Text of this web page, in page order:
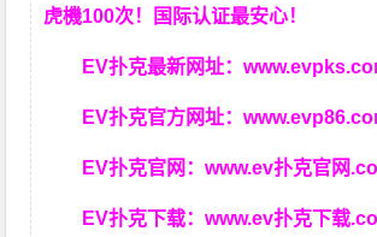
虎機100次！国际认证最安心！
EV扑克最新网址：
EV扑克官方网址：
EV扑克官网：www.ev扑克官网
EV扑克下载：www.ev扑克下载